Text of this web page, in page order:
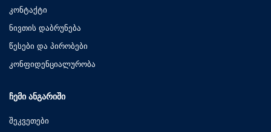
კონტაქტი
ნივთის დაბრუნება
წესები და პირობები
კონფიდენციალურობა
ᲩᲔᲛᲘ ᲐᲜᲒᲐᲠᲘᲨᲘ
შეკვეთები